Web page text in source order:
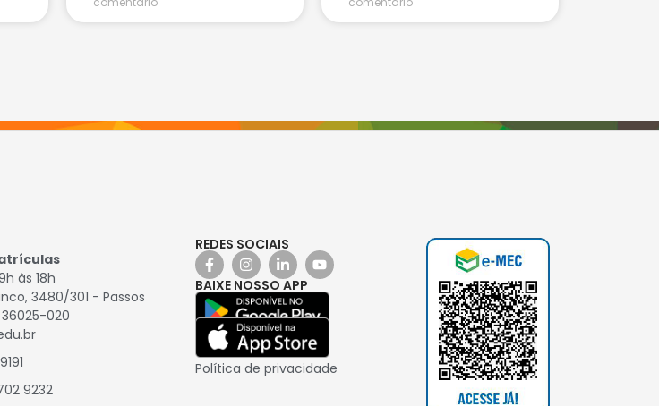
às 18h
3480/301 - Passos
020
9232
REDES SOCIAIS
BAIXE NOSSO APP
Política de privacidade